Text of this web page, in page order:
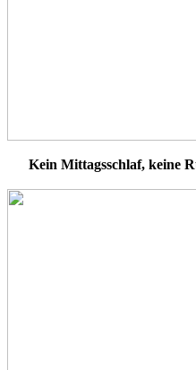
Kein Mittagsschlaf, keine